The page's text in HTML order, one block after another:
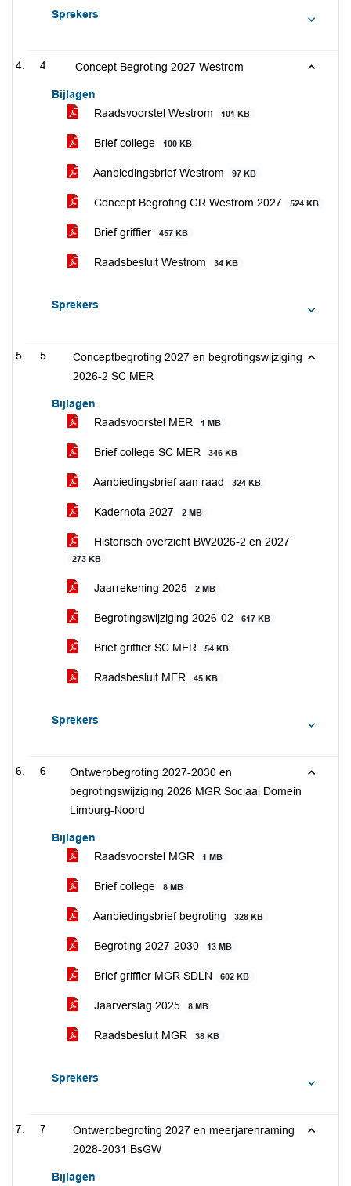
Sprekers
4 Concept Begroting 2027 Westrom
Bijlagen
Raadsvoorstel Westrom
101 KB
Brief college 100 KB
Aanbiedingsbrief Westrom 97 KB
Concept Begroting GR Westrom 2027 524 KB
Brief griffier 457 KB
Raadsbesluit Westrom 34 KB
Sprekers
5
Conceptbegroting 2027 en begrotingswijziging
2026-2 SC MER
Bijlagen
Raadsvoorstel MER
1 MB
Brief college SC MER 346 KB
Aanbiedingsbrief aan raad 324 KB
Kadernota 2027 2 MB
Historisch overzicht BW2026-2 en 2027
273 KB
Jaarrekening 2025 2 MB
Begrotingswijziging 2026-02 617 KB
Brief griffier SC MER 54 KB
Raadsbesluit MER 45 KB
Sprekers
6
Ontwerpbegroting 2027-2030 en
begrotingswijziging 2026 MGR Sociaal Domein
Limburg-Noord
Bijlagen
Raadsvoorstel MGR
1 MB
Brief college 8 MB
Aanbiedingsbrief begroting 328 KB
Begroting 2027-2030 13 MB
Brief griffier MGR SDLN 602 KB
Jaarverslag 2025 8 MB
Raadsbesluit MGR 38 KB
Sprekers
7
Ontwerpbegroting 2027 en meerjarenraming
2028-2031 BsGW
Bijlagen